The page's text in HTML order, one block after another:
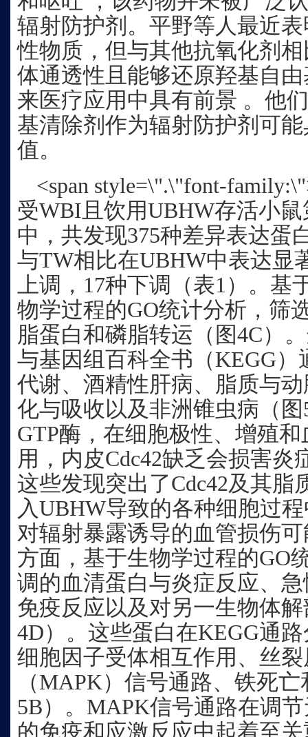
辐射防护剂。平野等人最近
性物质，但与其他抗氧化剂
体通透性且能够还原羟基自
来医疗应用中具有前景 。他
基清除剂作为辐射防护剂可
值。
<span style=\".\"font-
受WBI且饮用UBHW存活小
中，共发现375种差异表达蛋
与TW相比在UBHW中表达显
上调，17种下调（表1）。基
物学过程的GO统计分析，筛
脂蛋白和磷脂转运（图4C）
与基因组百科全书（KEGG
代谢、酒精性肝病、脂质与
化与吸收以及非洲锥虫病（
GTP酶，在细胞极性、增殖
用，内皮Cdc42缺乏会损害炎
这些发现突出了Cdc42及其脂
入UBHW导致的各种细胞过
对辐射暴露诱导的血管损伤
方面，基于生物学过程的GO
调的血清蛋白与炎症反应、
免疫反应以及对另一生物体
4D）。这些蛋白在KEGG通
细胞因子受体相互作用、丝
（MAPK）信号通路、铁死
5B）。MAPK信号通路在调
的免疫和应激反应中起着至